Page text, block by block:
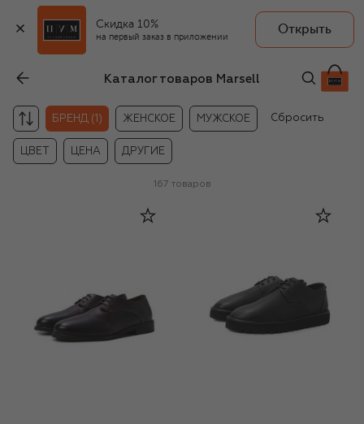
Скидка 10%
на первый заказ в приложении
Открыть
Каталог товаров Marsell
БРЕНД (1) ЖЕНСКОЕ МУЖСКОЕ Сбросить
ЦВЕТ ЦЕНА ДРУГИЕ
167 товаров